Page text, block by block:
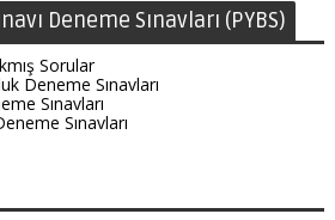
Deneme Sınavları (PYBS)
Sorular
Deneme Sınavları
Sınavları
Sınavları